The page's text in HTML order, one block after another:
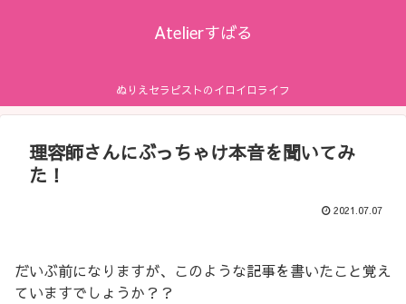
Atelierすばる
ぬりえセラピストのイロイロライフ
理容師さんにぶっちゃけ本音を聞いてみ
た！
2021.07.07
だいぶ前になりますが、このような記事を書いたこと覚え
ていますでしょうか？？